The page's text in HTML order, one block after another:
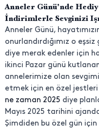
Anneler Günü’nde
İndirimlerle Sevginizi
Anneler Günü,
onurlandırdığımız o
diye merak edenler için
ikinci Pazar günü
annelerimize olan
etmek için en özel
ne zaman 2025 diye
Mayıs 2025 tarihini
Şimdiden bu özel gün için